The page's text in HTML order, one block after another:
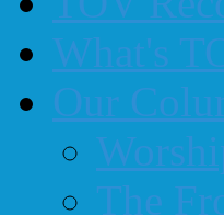
What's
Our
The